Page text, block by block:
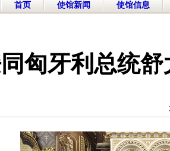
首页 使馆新闻 使馆信息
匈牙利总统